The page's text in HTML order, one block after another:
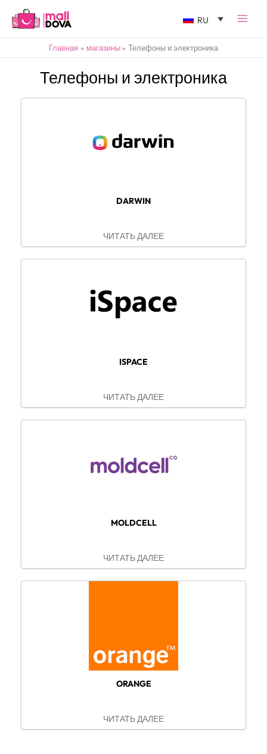
RU
Главная магазины Телефоны и электроника
Телефоны и электроника
DARWIN
ЧИТАТЬ ДАЛЕЕ
ISPACE
ЧИТАТЬ ДАЛЕЕ
MOLDCELL
ЧИТАТЬ ДАЛЕЕ
ORANGE
ЧИТАТЬ ДАЛЕЕ